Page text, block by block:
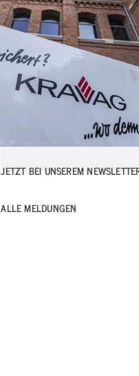
JETZT BEI UNSEREM
ALLE MELDUNGEN